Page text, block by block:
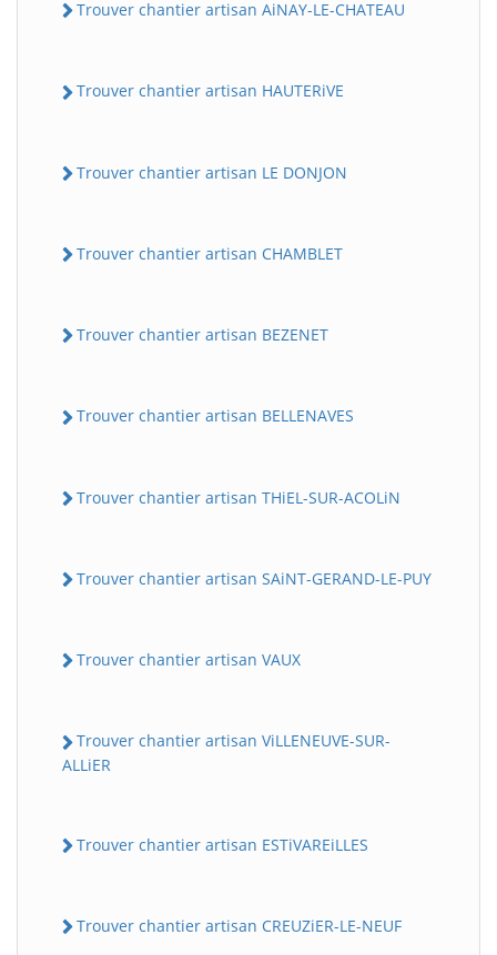
Trouver chantier artisan AiNAY-LE-CHATEAU
Trouver chantier artisan HAUTERiVE
Trouver chantier artisan LE DONJON
Trouver chantier artisan CHAMBLET
Trouver chantier artisan BEZENET
Trouver chantier artisan BELLENAVES
Trouver chantier artisan THiEL-SUR-ACOLiN
Trouver chantier artisan SAiNT-GERAND-LE-PUY
Trouver chantier artisan VAUX
Trouver chantier artisan ViLLENEUVE-SUR-
ALLiER
Trouver chantier artisan ESTiVAREiLLES
Trouver chantier artisan CREUZiER-LE-NEUF